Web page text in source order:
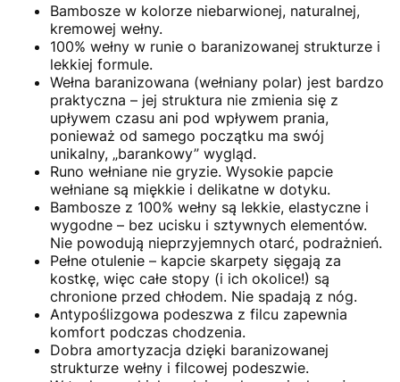
Bambosze w kolorze niebarwionej, naturalnej,
kremowej wełny.
100% wełny w runie o baranizowanej strukturze i
lekkiej formule.
Wełna baranizowana (wełniany polar) jest bardzo
praktyczna – jej struktura nie zmienia się z
upływem czasu ani pod wpływem prania,
ponieważ od samego początku ma swój
unikalny, „barankowy” wygląd.
Runo wełniane nie gryzie. Wysokie papcie
wełniane są miękkie i delikatne w dotyku.
Bambosze z 100% wełny są lekkie, elastyczne i
wygodne – bez ucisku i sztywnych elementów.
Nie powodują nieprzyjemnych otarć, podrażnień.
Pełne otulenie – kapcie skarpety sięgają za
kostkę, więc całe stopy (i ich okolice!) są
chronione przed chłodem. Nie spadają z nóg.
Antypoślizgowa podeszwa z filcu zapewnia
komfort podczas chodzenia.
Dobra amortyzacja dzięki baranizowanej
strukturze wełny i filcowej podeszwie.